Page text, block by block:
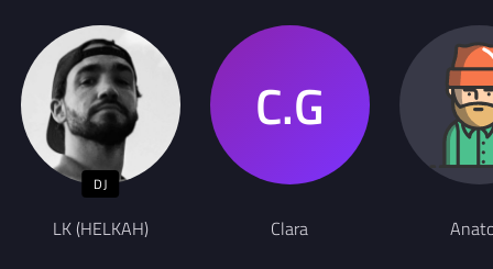
DJ
LK (HELKAH) Clara